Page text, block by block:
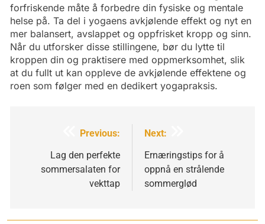
forfriskende måte å forbedre din fysiske og mentale
helse på. Ta del i yogaens avkjølende effekt og nyt en
mer balansert, avslappet og oppfrisket kropp og sinn.
Når du utforsker disse stillingene, bør du lytte til
kroppen din og praktisere med oppmerksomhet, slik
at du fullt ut kan oppleve de avkjølende effektene og
roen som følger med en dedikert yogapraksis.
Innleggsnavigering
Previous:
Lag den perfekte
sommersalaten for
vekttap
Next:
Ernæringstips for å
oppnå en strålende
sommerglød